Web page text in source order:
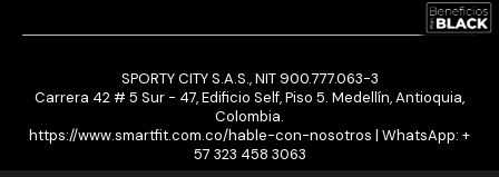
SPORTY CITY S.A.S., NIT 900.777.063-3
Carrera 42 # 5 Sur - 47, Edificio Self, Piso 5. Medellín, Antioquia,
Colombia.
https://www.smartfit.com.co/hable-con-nosotros | WhatsApp: +
57 323 458 3063